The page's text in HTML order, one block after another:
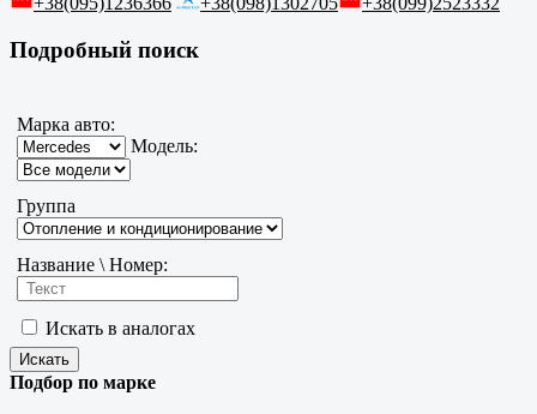
Подробный поиск
Марка авто:
Модель:
Группа
Название \ Номер:
Искать в аналогах
Подбор по марке